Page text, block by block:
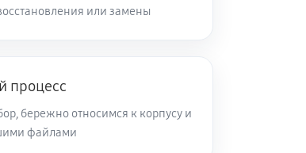
или замены
процесс
бережно относимся к корпусу и
файлами